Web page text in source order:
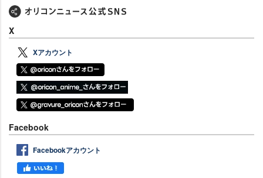
X
Xアカウント
Facebook
Facebookアカウント